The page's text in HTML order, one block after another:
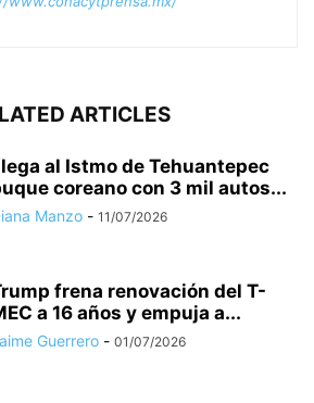
ARTICLES
al Istmo de Tehuantepec
coreano con 3 mil autos...
Manzo - 11/07/2026
frena renovación del T-
a 16 años y empuja a...
Guerrero - 01/07/2026